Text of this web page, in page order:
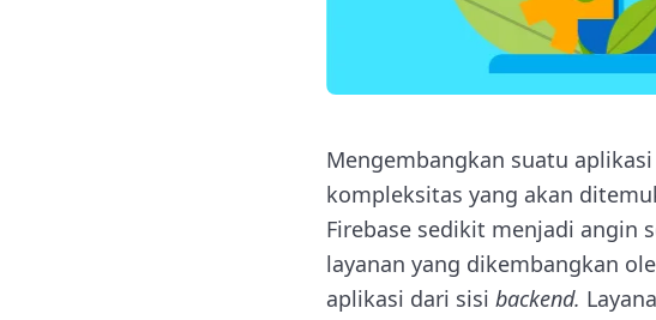
Mengembangkan suatu
kompleksitas yang akan
Firebase sedikit menjadi angin
layanan yang dikembangkan
aplikasi dari sisi backend.